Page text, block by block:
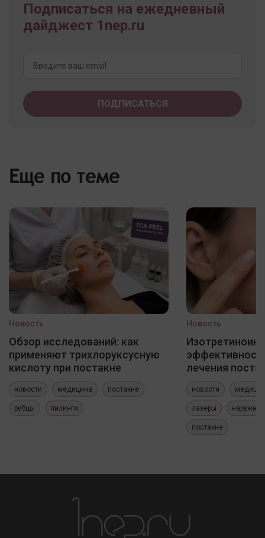
Подписаться на ежедневный
дайджест 1nep.ru
Еще по теме
Новость
Обзор исследований: как
применяют трихлоруксусную
кислоту при постакне
новости медицина постакне
рубцы пилинги
Новость
Изотретиноин
лечения
новости
лазеры
постакне